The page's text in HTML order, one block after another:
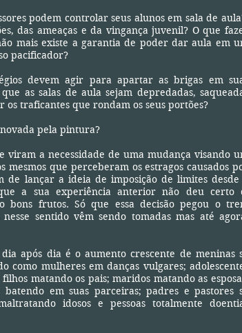
podem controlar seus alunos em sala de
das ameaças e da vingança juvenil? O que
mais existe a garantia de poder dar aula em
pacificador?
devem agir para apartar as brigas em
as salas de aula sejam depredadas,
os traficantes que rondam os seus portões?
pela pintura?
a necessidade de uma mudança visando
mesmos que perceberam os estragos causados
lançar a ideia de imposição de limites desde
a sua experiência anterior não deu certo
bons frutos. Só que essa decisão pegou o
sentido vêm sendo tomadas mas até
dia é o aumento crescente de meninas
como mulheres em danças vulgares;
matando os pais; maridos matando as
em suas parceiras; padres e pastores
idosos e pessoas totalmente